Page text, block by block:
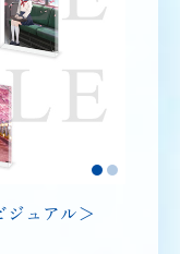
ジュアル＞